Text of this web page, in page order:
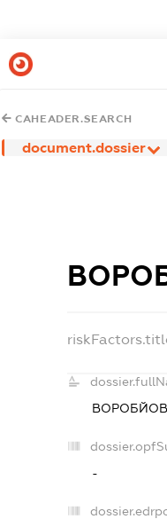
CAHEADER.SEARCH
document.dossier
-